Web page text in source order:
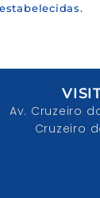
Av. Cruzeiro
Cruzeiro